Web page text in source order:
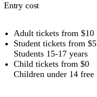
Entry cost
Adult tickets from $10
Student tickets from $5
Students 15-17 years
Child tickets from $0
Children under 14 free